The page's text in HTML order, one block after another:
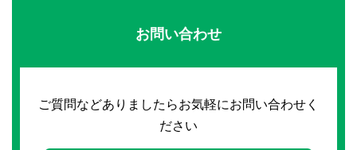
お問い合わせ
ご質問などありましたらお気軽にお問い合わせく
ださい